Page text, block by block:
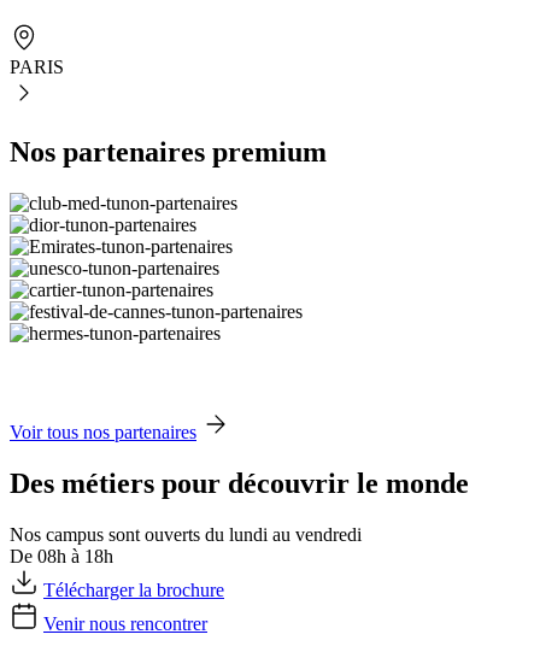
PARIS
Nos partenaires premium
Voir tous nos partenaires
Des métiers pour découvrir le monde
Nos campus sont ouverts du lundi au vendredi
De 08h à 18h
Télécharger la brochure
Venir nous rencontrer